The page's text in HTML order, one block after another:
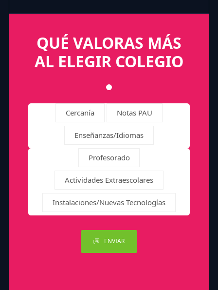
QUÉ VALORAS MÁS
AL ELEGIR COLEGIO
Cercanía Notas PAU
Enseñanzas/Idiomas
Profesorado
Actividades Extraescolares
Instalaciones/Nuevas Tecnologías
ENVIAR